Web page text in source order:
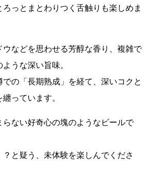
っとまとわりつく舌触りも楽しめま
ウなどを思わせる芳醇な香り、複雑で
うな深い旨味。
の「長期熟成」を経て、深いコクと
っています。
ない好奇心の塊のようなビールで
と疑う、未体験を楽しんでくださ